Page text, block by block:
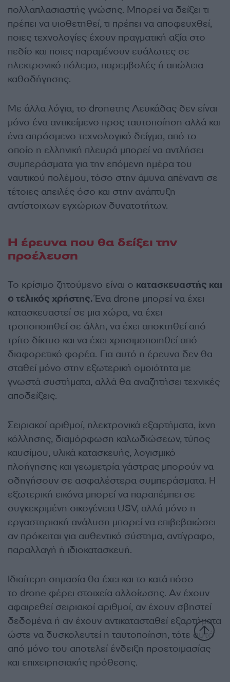
πολλαπλασιαστής γνώσης. Μπορεί να δείξει τι
πρέπει να υιοθετηθεί, τι πρέπει να αποφευχθεί,
ποιες τεχνολογίες έχουν πραγματική αξία στο
πεδίο και ποιες παραμένουν ευάλωτες σε
ηλεκτρονικό πόλεμο, παρεμβολές ή απώλεια
καθοδήγησης.
Με άλλα λόγια, το droneτης Λευκάδας δεν είναι
μόνο ένα αντικείμενο προς ταυτοποίηση αλλά και
ένα απρόσμενο τεχνολογικό δείγμα, από το
οποίο η ελληνική πλευρά μπορεί να αντλήσει
συμπεράσματα για την επόμενη ημέρα του
ναυτικού πολέμου, τόσο στην άμυνα απέναντι σε
τέτοιες απειλές όσο και στην ανάπτυξη
αντίστοιχων εγχώριων δυνατοτήτων.
Η έρευνα που θα δείξει την
προέλευση
Το κρίσιμο ζητούμενο είναι ο κατασκευαστής και
ο τελικός χρήστης.Ένα drone μπορεί να έχει
κατασκευαστεί σε μια χώρα, να έχει
τροποποιηθεί σε άλλη, να έχει αποκτηθεί από
τρίτο δίκτυο και να έχει χρησιμοποιηθεί από
διαφορετικό φορέα. Για αυτό η έρευνα δεν θα
σταθεί μόνο στην εξωτερική ομοιότητα με
γνωστά συστήματα, αλλά θα αναζητήσει τεχνικές
αποδείξεις.
Σειριακοί αριθμοί, ηλεκτρονικά εξαρτήματα, ίχνη
κόλλησης, διαμόρφωση καλωδιώσεων, τύπος
καυσίμου, υλικά κατασκευής, λογισμικό
πλοήγησης και γεωμετρία γάστρας μπορούν να
οδηγήσουν σε ασφαλέστερα συμπεράσματα. Η
εξωτερική εικόνα μπορεί να παραπέμπει σε
συγκεκριμένη οικογένεια USV, αλλά μόνο η
εργαστηριακή ανάλυση μπορεί να επιβεβαιώσει
αν πρόκειται για αυθεντικό σύστημα, αντίγραφο,
παραλλαγή ή ιδιοκατασκευή.
Ιδιαίτερη σημασία θα έχει και το κατά πόσο
το drone φέρει στοιχεία αλλοίωσης. Αν έχουν
αφαιρεθεί σειριακοί αριθμοί, αν έχουν σβηστεί
δεδομένα ή αν έχουν αντικατασταθεί εξαρτήματα
ώστε να δυσκολευτεί η ταυτοποίηση, τότε αυτό
από μόνο του αποτελεί ένδειξη προετοιμασίας
και επιχειρησιακής πρόθεσης.